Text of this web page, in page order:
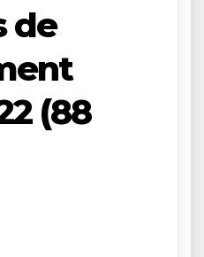
de
(88